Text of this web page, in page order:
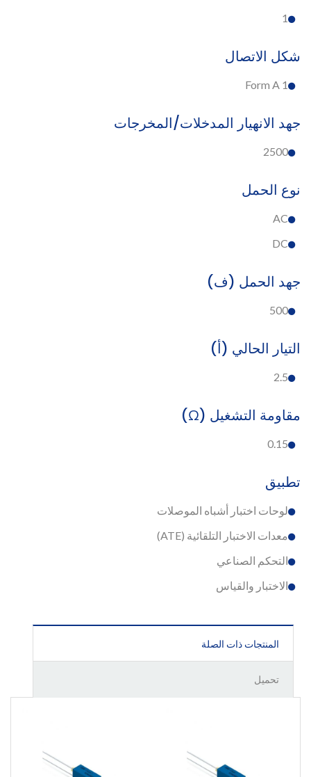
1
شكل الاتصال
1 Form A
جهد الانهيار المدخلات/المخرجات
2500
نوع الحمل
AC
DC
جهد الحمل (ف)
500
التيار الحالي (أ)
2.5
مقاومة التشغيل (Ω)
0.15
تطبيق
لوحات اختبار أشباه الموصلات
معدات الاختبار التلقائية (ATE)
التحكم الصناعي
الاختبار والقياس
المنتجات ذات الصلة
تحميل